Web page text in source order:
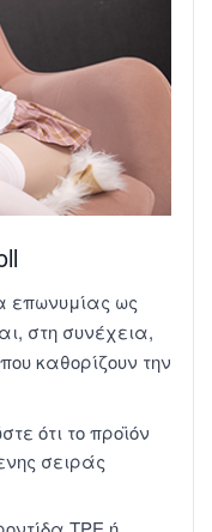
επωνυμίας ως
στη συνέχεια,
καθορίζουν την
ότι το προϊόν
σειράς